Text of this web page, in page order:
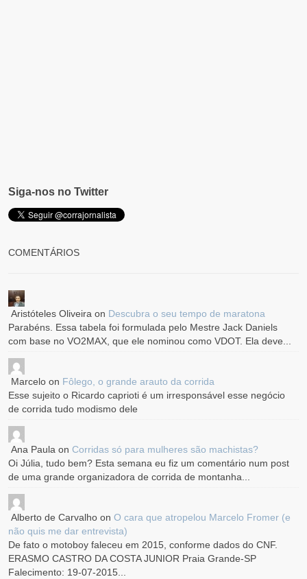
Siga-nos no Twitter
COMENTÁRIOS
Aristóteles Oliveira on Descubra o seu tempo de maratona
Parabéns. Essa tabela foi formulada pelo Mestre Jack Daniels
com base no VO2MAX, que ele nominou como VDOT. Ela deve...
Marcelo on Fôlego, o grande arauto da corrida
Esse sujeito o Ricardo caprioti é um irresponsável esse negócio
de corrida tudo modismo dele
Ana Paula onCorridas só para mulheres são machistas?
Oi Júlia, tudo bem? Esta semana eu fiz um comentário num post
de uma grande organizadora de corrida de montanha...
Alberto de Carvalho onO cara que atropelou Marcelo Fromer (e
não quis me dar entrevista)
De fato o motoboy faleceu em 2015, conforme dados do CNF.
ERASMO CASTRO DA COSTA JUNIOR Praia Grande-SP
Falecimento: 19-07-2015...